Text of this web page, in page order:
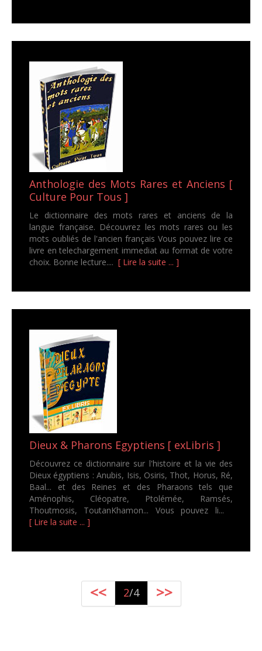
Anthologie des Mots Rares et Anciens [
Culture Pour Tous ]
Le dictionnaire des mots rares et anciens de la
langue française. Découvrez les mots rares ou les
mots oubliés de l'ancien français Vous pouvez lire ce
livre en telechargement immediat au format de votre
choix. Bonne lecture.... [ Lire la suite ... ]
Dieux & Pharons Egyptiens [ exLibris ]
Découvrez ce dictionnaire sur l'histoire et la vie des
Dieux égyptiens : Anubis, Isis, Osiris, Thot, Horus, Ré,
Baal... et des Reines et des Pharaons tels que
Aménophis, Cléopatre, Ptolémée, Ramsés,
Thoutmosis, ToutanKhamon... Vous pouvez li...
[ Lire la suite ... ]
<< 2/4 >>